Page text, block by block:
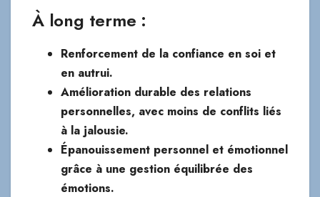
À long terme :
Renforcement de la confiance en soi et
en autrui.
Amélioration durable des relations
personnelles, avec moins de conflits liés
à la jalousie.
Épanouissement personnel et émotionnel
grâce à une gestion équilibrée des
émotions.